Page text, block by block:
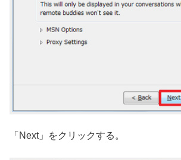
「Next」をクリックする。